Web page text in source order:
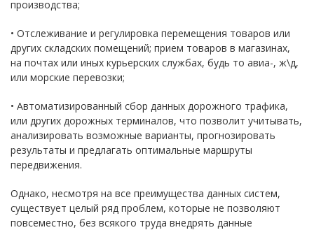
производства;
• Отслеживание и регулировка перемещения товаров или
других складских помещений; прием товаров в магазинах,
на почтах или иных курьерских службах, будь то авиа-, ж\д,
или морские перевозки;
• Автоматизированный сбор данных дорожного трафика,
или других дорожных терминалов, что позволит учитывать,
анализировать возможные варианты, прогнозировать
результаты и предлагать оптимальные маршруты
передвижения.
Однако, несмотря на все преимущества данных систем,
существует целый ряд проблем, которые не позволяют
повсеместно, без всякого труда внедрять данные